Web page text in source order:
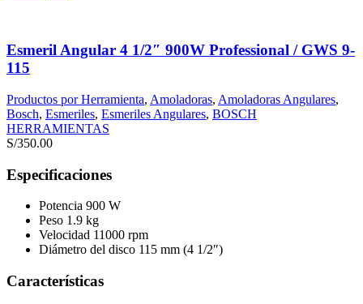
Esmeril Angular 4 1/2″ 900W Professional / GWS 9-
115
Productos por Herramienta, Amoladoras, Amoladoras Angulares,
Bosch, Esmeriles, Esmeriles Angulares, BOSCH
HERRAMIENTAS
S/350.00
Especificaciones
Potencia 900 W
Peso 1.9 kg
Velocidad 11000 rpm
Diámetro del disco 115 mm (4 1/2″)
Características